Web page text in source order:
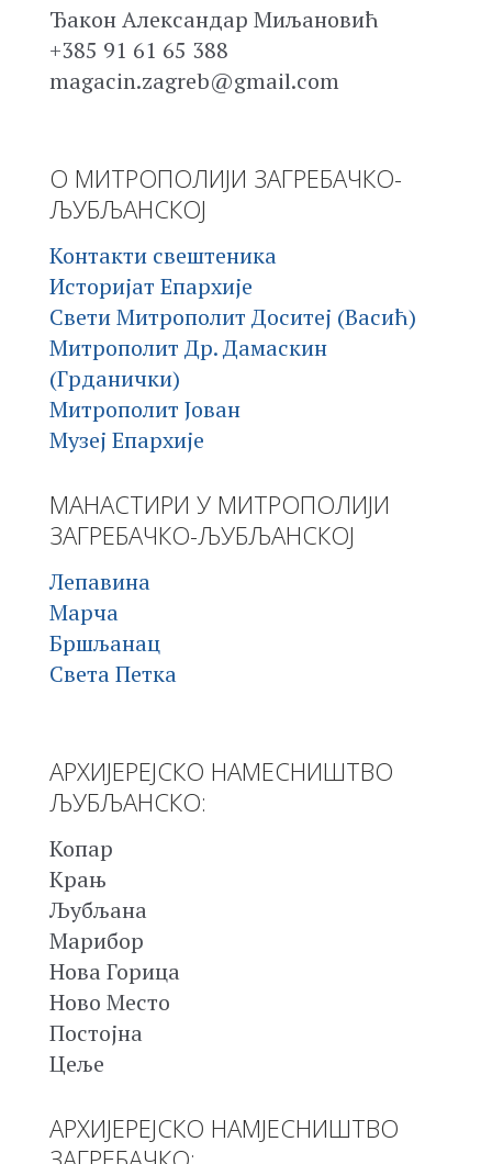
Ђакон Александар Миљановић
+385 91 61 65 388
magacin.zagreb@gmail.com
О МИТРОПОЛИЈИ ЗАГРЕБАЧКО-
ЉУБЉАНСКОЈ
Контакти свештеника
Историјат Епархије
Свети Митрополит Доситеј (Васић)
Митрополит Др. Дамаскин
(Грданички)
Митрополит Јован
Музеј Епархије
МАНАСТИРИ У МИТРОПОЛИЈИ
ЗАГРЕБАЧКО-ЉУБЉАНСКОЈ
Лепавина
Марча
Бршљанац
Света Петка
АРХИЈЕРЕЈСКО НАМЕСНИШТВО
ЉУБЉАНСКО:
Копар
Крањ
Љубљана
Марибор
Нова Горица
Ново Место
Постојна
Цеље
АРХИЈЕРЕЈСКО НАМЈЕСНИШТВО